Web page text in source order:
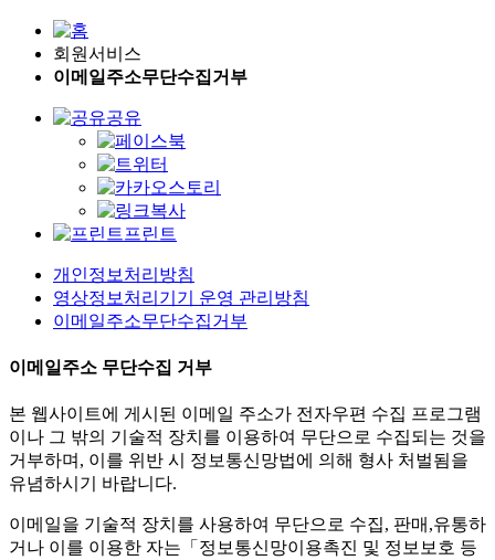
회원서비스
이메일주소무단수집거부
공유
프린트
개인정보처리방침
영상정보처리기기 운영 관리방침
이메일주소무단수집거부
이메일주소 무단수집 거부
본 웹사이트에 게시된 이메일 주소가 전자우편 수집 프로그램
이나 그 밖의 기술적 장치를 이용하여 무단으로 수집되는 것을
거부하며, 이를 위반 시 정보통신망법에 의해 형사 처벌됨을
유념하시기 바랍니다.
이메일을 기술적 장치를 사용하여 무단으로 수집, 판매,유통하
거나 이를 이용한 자는「정보통신망이용촉진 및 정보보호 등